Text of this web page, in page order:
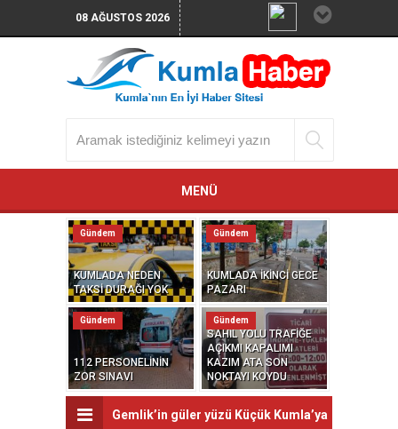
08 AĞUSTOS 2026
MENÜ
KUMLADA NEDEN
TAKSİ DURAĞI YOK
Gündem
KUMLADA İKİNCİ GECE
PAZARI
Gündem
112 PERSONELİNİN
ZOR SINAVI
Gündem
SAHİL YOLU TRAFİĞE
AÇIKMI KAPALIMI
KAZIM ATA SON
NOKTAYI KOYDU
Gündem
Gemlik’in güler yüzü Küçük Kumla’ya